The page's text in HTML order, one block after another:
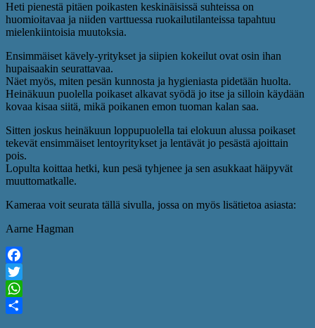
Heti pienestä pitäen poikasten keskinäisissä suhteissa on
huomioitavaa ja niiden varttuessa ruokailutilanteissa tapahtuu
mielenkiintoisia muutoksia.
Ensimmäiset kävely-yritykset ja siipien kokeilut ovat osin ihan
hupaisaakin seurattavaa.
Näet myös, miten pesän kunnosta ja hygieniasta pidetään huolta.
Heinäkuun puolella poikaset alkavat syödä jo itse ja silloin käydään
kovaa kisaa siitä, mikä poikanen emon tuoman kalan saa.
Sitten joskus heinäkuun loppupuolella tai elokuun alussa poikaset
tekevät ensimmäiset lentoyritykset ja lentävät jo pesästä ajoittain
pois.
Lopulta koittaa hetki, kun pesä tyhjenee ja sen asukkaat häipyvät
muuttomatkalle.
Kameraa voit seurata tällä sivulla, jossa on myös lisätietoa asiasta:
Aarne Hagman
Facebook
Twitter
WhatsApp